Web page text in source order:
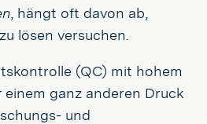
, hängt oft davon ab,
lösen versuchen.
(QC) mit hohem
ganz anderen Druck
und